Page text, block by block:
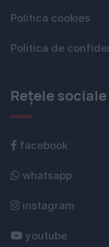
Politica cookies
Politica de
Rețele sociale
facebook
whatsapp
instagram
youtube